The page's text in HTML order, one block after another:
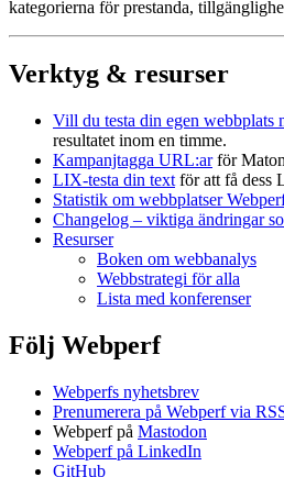
kategorierna för prestanda,
Verktyg & resurser
Vill du testa din egen webbplats
resultatet inom en timme.
Kampanjtagga URL:arför
LIX-testa din text för att få dess
Statistik om webbplatser
Changelog – viktiga ändringar
Resurser
Boken om webbanalys
Webbstrategi för alla
Lista med konferenser
Följ Webperf
Webperfs nyhetsbrev
Prenumerera på Webperf via
Webperf på Mastodon
Webperf på LinkedIn
GitHub